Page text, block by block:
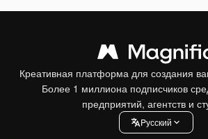
Креативная платформа для создания
Более 1 миллиона подписчиков
предприятий, агентств и
Pусский